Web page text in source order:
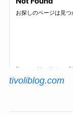
tivoliblog.com